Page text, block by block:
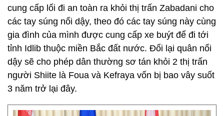
cung cấp lối đi an toàn ra khỏi thị trấn Zabadani cho
các tay súng nổi dậy, theo đó các tay súng này cùng
gia đình của mình được cung cấp xe buýt để đi tới
tỉnh Idlib thuộc miền Bắc đất nước. Đổi lại quân nổi
dậy sẽ cho phép dân thường sơ tán khỏi 2 thị trấn
người Shiite là Foua và Kefraya vốn bị bao vây suốt
3 năm trở lại đây.